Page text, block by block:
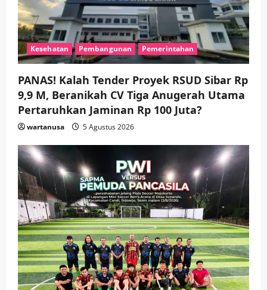
Kesehatan Pembangunan Pemerintahan
PANAS! Kalah Tender Proyek RSUD Sibar Rp
9,9 M, Beranikah CV Tiga Anugerah Utama
Pertaruhkan Jaminan Rp 100 Juta?
wartanusa 5 Agustus 2026